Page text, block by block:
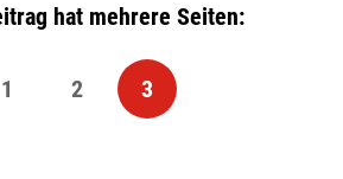
hat mehrere Seiten:
1 2 3